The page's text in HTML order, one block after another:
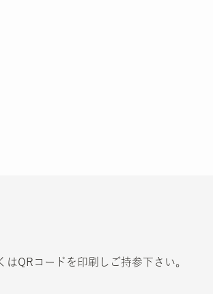
QRコードを印刷しご持参下さい。